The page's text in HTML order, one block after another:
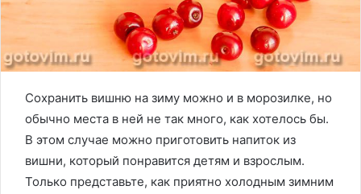
Сохранить вишню на зиму можно и в морозилке, но
обычно места в ней не так много, как хотелось бы.
В этом случае можно приготовить напиток из
вишни, который понравится детям и взрослым.
Только представьте, как приятно холодным зимним